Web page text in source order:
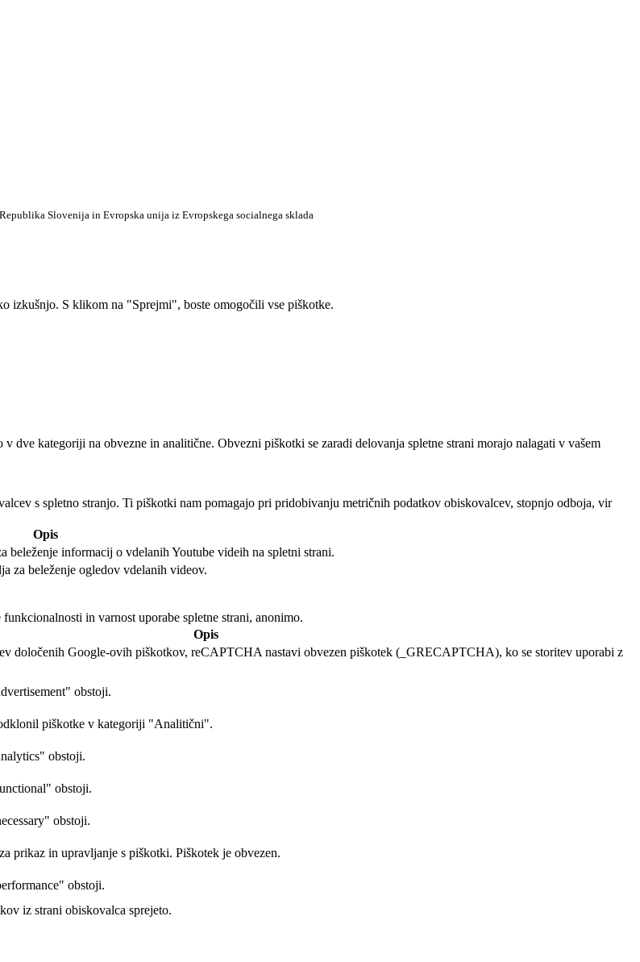
Slovenija in Evropska unija iz Evropskega socialnega sklada
izkušnjo. S klikom na "Sprejmi", boste omogočili vse piškotke.
dve kategoriji na obvezne in analitične. Obvezni piškotki se zaradi delovanja spletne strani morajo nalagati v vašem
s spletno stranjo. Ti piškotki nam pomagajo pri pridobivanju metričnih podatkov obiskovalcev, stopnjo odboja, vir
Opis
beleženje informacij o vdelanih Youtube videih na spletni strani.
za beleženje ogledov vdelanih videov.
in varnost uporabe spletne strani, anonimo.
Opis
določenih Google-ovih piškotkov, reCAPTCHA nastavi obvezen piškotek (_GRECAPTCHA), ko se storitev uporabi z
obstoji.
piškotke v kategoriji "Analitični".
obstoji.
obstoji.
obstoji.
prikaz in upravljanje s piškotki. Piškotek je obvezen.
obstoji.
iz strani obiskovalca sprejeto.